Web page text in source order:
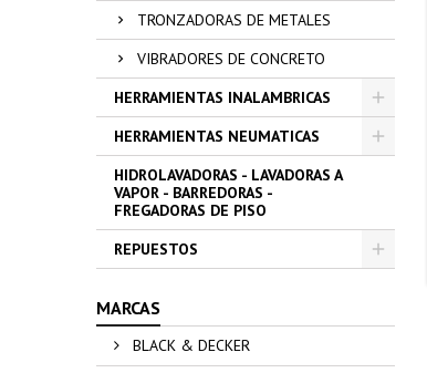
TRONZADORAS DE METALES
VIBRADORES DE CONCRETO
HERRAMIENTAS INALAMBRICAS
HERRAMIENTAS NEUMATICAS
HIDROLAVADORAS - LAVADORAS A
VAPOR - BARREDORAS -
FREGADORAS DE PISO
REPUESTOS
MARCAS
BLACK & DECKER